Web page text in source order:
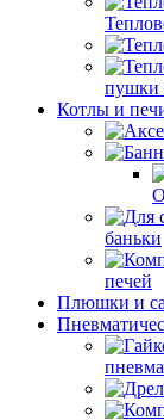
пушки
Котлы и
баньки
печей
Плюшки и